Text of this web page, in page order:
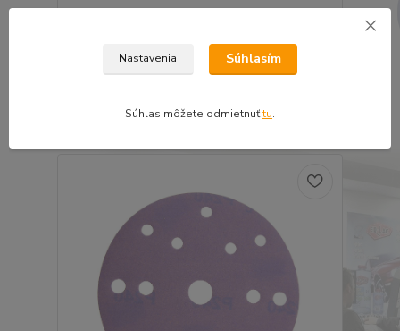
150MM 15 DIER P40
0,63 €
Pridať do košíka
Nastavenia Súhlasím
Súhlas môžete odmietnuťtu.